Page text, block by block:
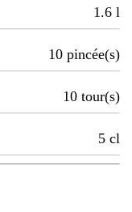
1.6 l
10 pincée(s)
10 tour(s)
5 cl